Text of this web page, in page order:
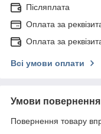
Післяплата
Оплата за
Оплата за
Всі умови оплати
Умови повернення
Повернення товару